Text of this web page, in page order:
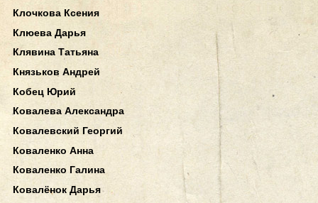
Клочкова Ксения
Клюева Дарья
Клявина Татьяна
Князьков Андрей
Кобец Юрий
Ковалева Александра
Ковалевский Георгий
Коваленко Анна
Коваленко Галина
Ковалёнок Дарья